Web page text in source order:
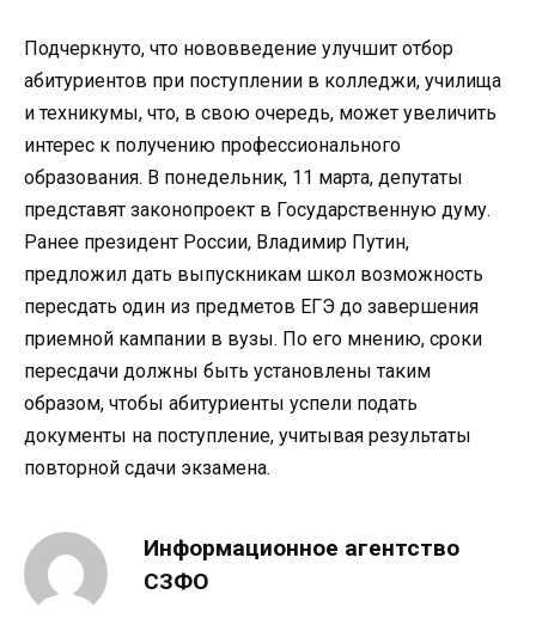
Подчеркнуто, что нововведение улучшит отбор
абитуриентов при поступлении в колледжи, училища
и техникумы, что, в свою очередь, может увеличить
интерес к получению профессионального
образования. В понедельник, 11 марта, депутаты
представят законопроект в Государственную думу.
Ранее президент России, Владимир Путин,
предложил дать выпускникам школ возможность
пересдать один из предметов ЕГЭ до завершения
приемной кампании в вузы. По его мнению, сроки
пересдачи должны быть установлены таким
образом, чтобы абитуриенты успели подать
документы на поступление, учитывая результаты
повторной сдачи экзамена.
Информационное агентство
СЗФО